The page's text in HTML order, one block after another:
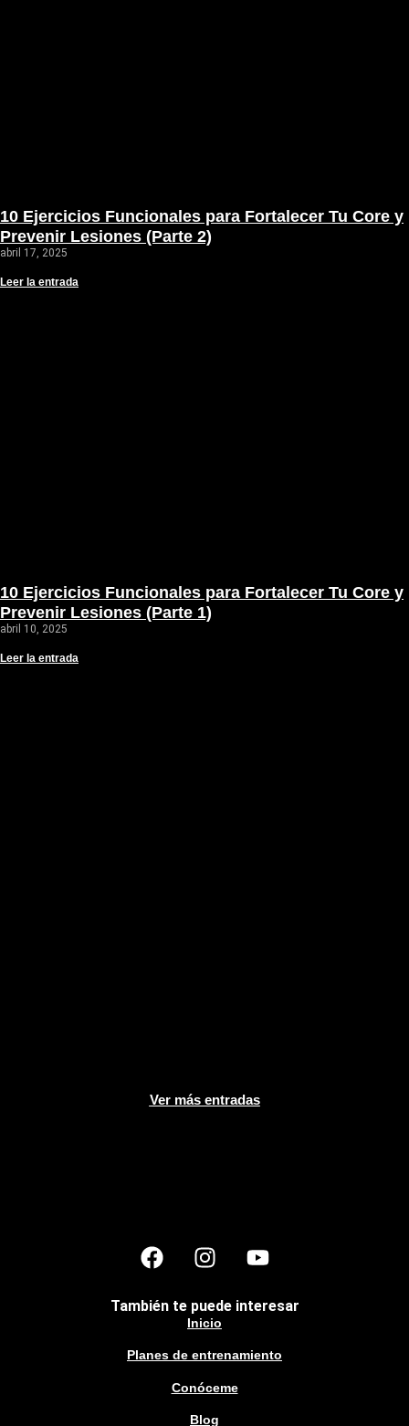
10 Ejercicios Funcionales para Fortalecer Tu Core y
Prevenir Lesiones (Parte 2)
abril 17, 2025
Leer la entrada
10 Ejercicios Funcionales para Fortalecer Tu Core y
Prevenir Lesiones (Parte 1)
abril 10, 2025
Leer la entrada
Ver más entradas
También te puede interesar
Inicio
Planes de entrenamiento
Conóceme
Blog